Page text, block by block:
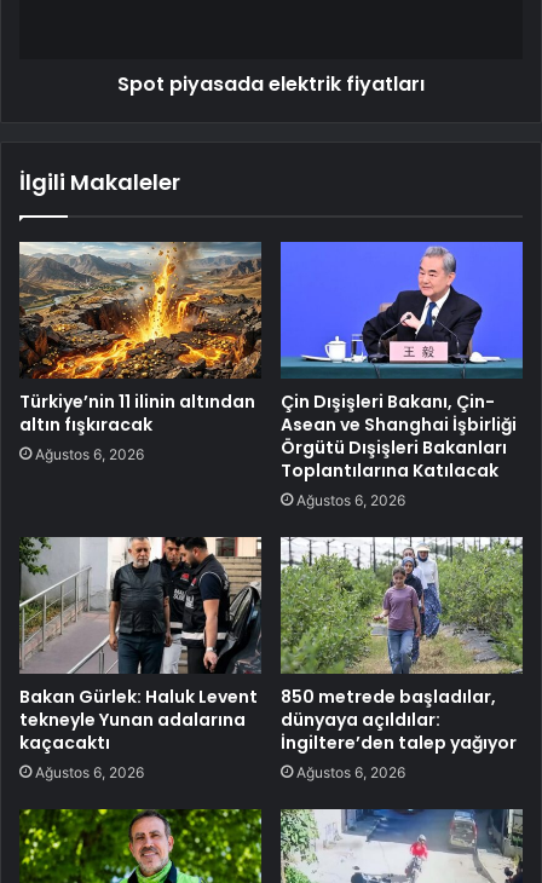
Spot piyasada elektrik fiyatları
İlgili Makaleler
Türkiye’nin 11 ilinin altından
altın fışkıracak
Ağustos 6, 2026
Çin Dışişleri Bakanı, Çin-
Asean ve Shanghai İşbirliği
Örgütü Dışişleri Bakanları
Toplantılarına Katılacak
Ağustos 6, 2026
Bakan Gürlek: Haluk Levent
tekneyle Yunan adalarına
kaçacaktı
Ağustos 6, 2026
850 metrede başladılar,
dünyaya açıldılar:
İngiltere’den talep yağıyor
Ağustos 6, 2026